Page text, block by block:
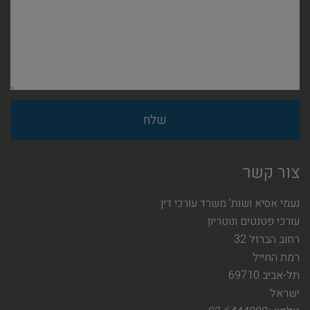
צור קשר
נעמי אסיא ושות' משרד עורכי דין
עורכי פטנטים ונוטריון
רחוב הברזל 32
רמת החייל
תל-אביב 69710
ישראל